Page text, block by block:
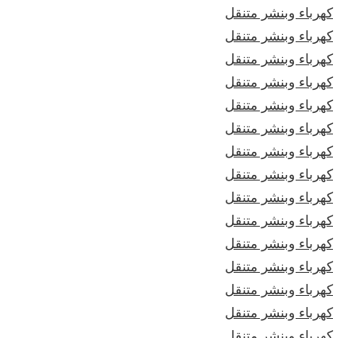
كهرباء وبنشر متنقل
كهرباء وبنشر متنقل
كهرباء وبنشر متنقل
كهرباء وبنشر متنقل
كهرباء وبنشر متنقل
كهرباء وبنشر متنقل
كهرباء وبنشر متنقل
كهرباء وبنشر متنقل
كهرباء وبنشر متنقل
كهرباء وبنشر متنقل
كهرباء وبنشر متنقل
كهرباء وبنشر متنقل
كهرباء وبنشر متنقل
كهرباء وبنشر متنقل